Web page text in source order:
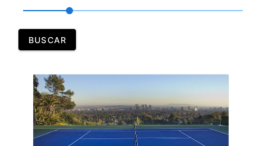
BUSCAR